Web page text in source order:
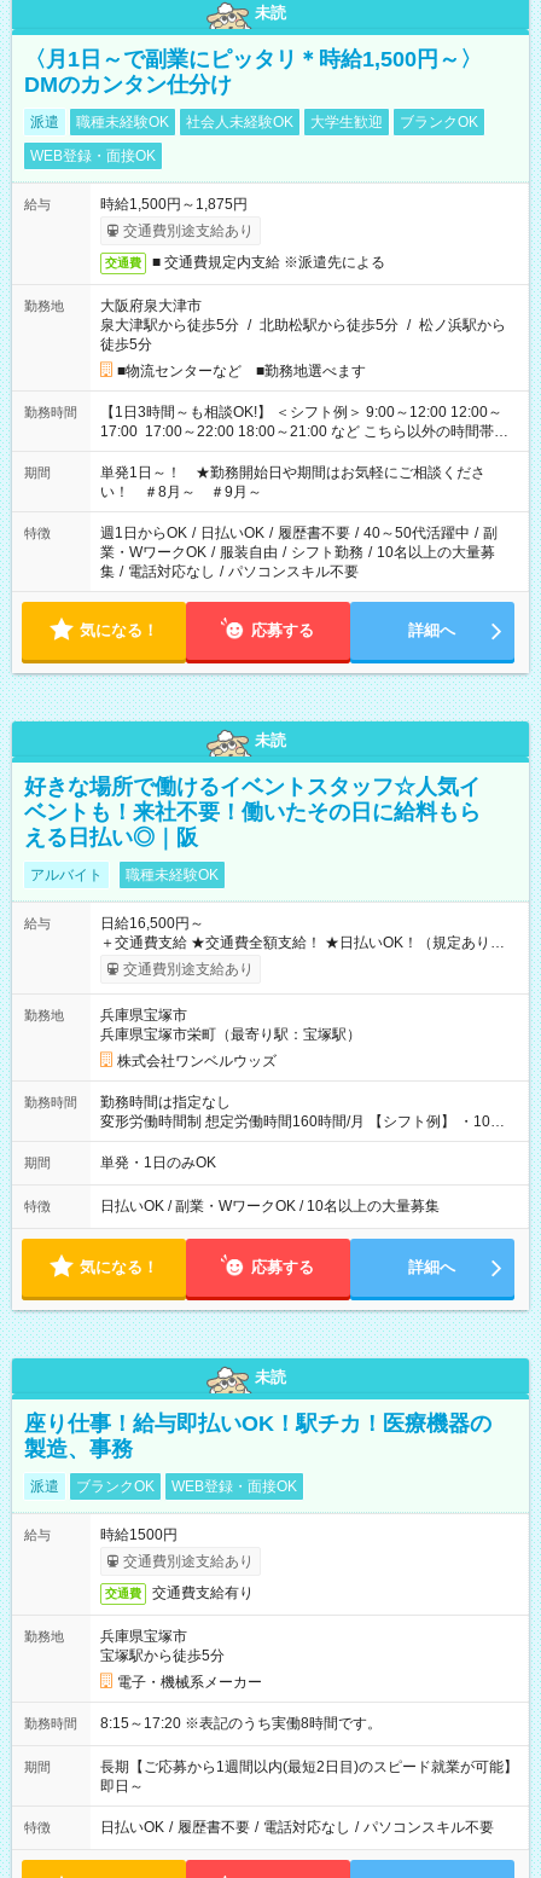
未読
〈月1日～で副業にピッタリ＊時給1,500円～〉
DMのカンタン仕分け
派遣 職種未経験OK 社会人未経験OK 大学生歓迎
ブランクOK
WEB登録・面接OK
給与
時給1,500円～1,875円
交通費別途支給あり
交通費 ■ 交通費規定内支給 ※派遣先による
勤務地
大阪府泉大津市
泉大津駅から徒歩5分 / 北助松駅から徒歩5分 / 松ノ浜駅から
徒歩5分
■物流センターなど ■勤務地選べます
勤務時間
【1日3時間～も相談OK!】 ＜シフト例＞ 9:00～12:00 12:00～
17:00 17:00～22:00 18:00～21:00 など こちら以外の時間帯も
お気軽にご相談ください！
期間
単発1日～！ ★勤務開始日や期間はお気軽にご相談くださ
い！ ＃8月～ ＃9月～
特徴 週1日からOK / 日払いOK / 履歴書不要 / 40～50代活躍中 / 副
業・WワークOK / 服装自由 / シフト勤務 / 10名以上の大量募
集 / 電話対応なし / パソコンスキル不要
気になる！ 応募する 詳細へ
未読
好きな場所で働けるイベントスタッフ☆人気イ
ベントも！来社不要！働いたその日に給料もら
える日払い◎｜阪
アルバイト 職種未経験OK
給与
日給16,500円～
＋交通費支給 ★交通費全額支給！ ★日払いOK！（規定あり） ┗
働いたその日に現金GET♪ お仕事後はコンビニATMから 日払
交通費別途支給あり
勤務地
兵庫県宝塚市
兵庫県宝塚市栄町（最寄り駅：宝塚駅）
株式会社ワンベルウッズ
勤務時間
勤務時間は指定なし
変形労働時間制 想定労働時間160時間/月 【シフト例】 ・10：
00～20：00
期間 単発・1日のみOK
特徴 日払いOK / 副業・WワークOK / 10名以上の大量募集
気になる！ 応募する 詳細へ
未読
座り仕事！給与即払いOK！駅チカ！医療機器の
製造、事務
派遣 ブランクOK WEB登録・面接OK
給与
時給1500円
交通費別途支給あり
交通費 交通費支給有り
勤務地
兵庫県宝塚市
宝塚駅から徒歩5分
電子・機械系メーカー
勤務時間 8:15～17:20 ※表記のうち実働8時間です。
期間
長期【ご応募から1週間以内(最短2日目)のスピード就業が可能】
即日～
特徴 日払いOK / 履歴書不要 / 電話対応なし / パソコンスキル不要